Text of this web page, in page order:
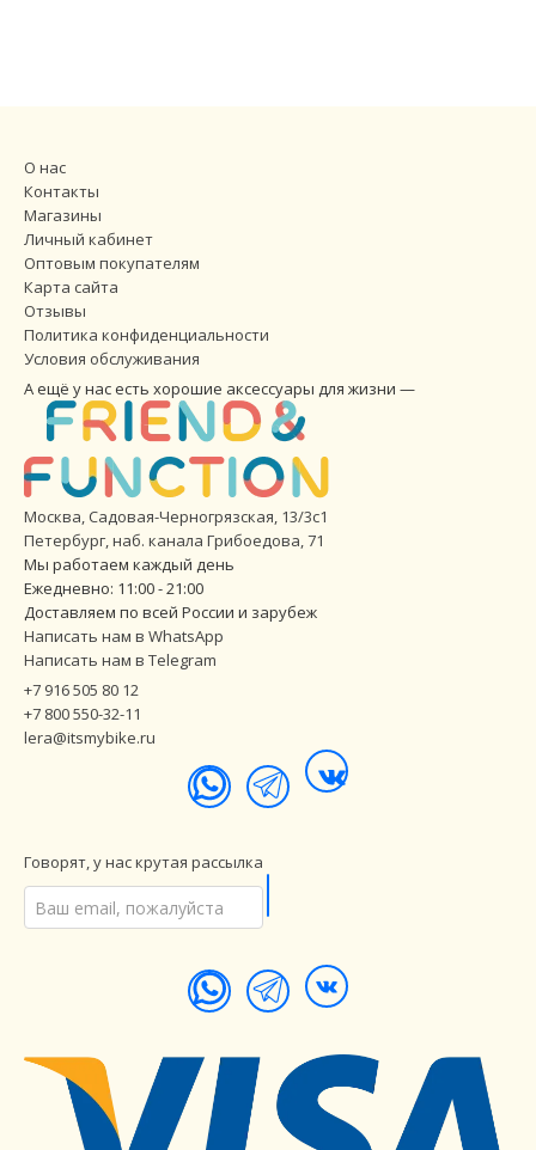
О нас
Контакты
Магазины
Личный кабинет
Оптовым покупателям
Карта сайта
Отзывы
Политика конфиденциальности
Условия обслуживания
А ещё у нас есть хорошие аксессуары для жизни —
Москва, Садовая-Черногрязская, 13/3с1
Петербург,наб. канала Грибоедова, 71
Мы работаем каждый день
Ежедневно: 11:00 - 21:00
Доставляем по всей России и зарубеж
Написать нам в WhatsApp
Написать нам в Telegram
+7 916 505 80 12
+7 800 550-32-11
lera@itsmybike.ru
Говорят, у нас крутая рассылка